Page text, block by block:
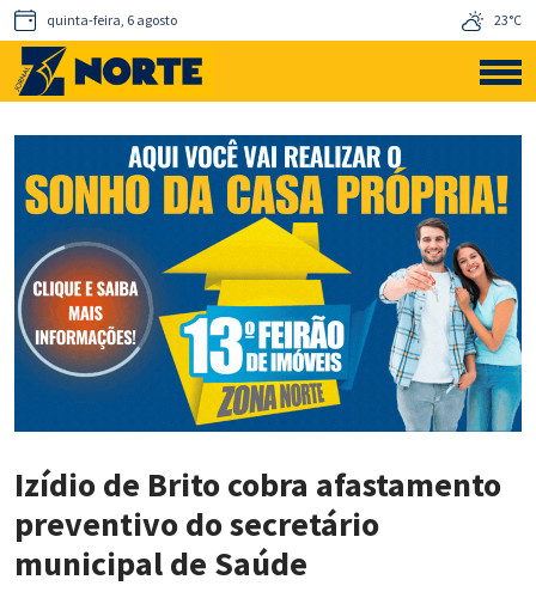
quinta-feira, 6 agosto 23°C
Izídio de Brito cobra afastamento
preventivo do secretário
municipal de Saúde